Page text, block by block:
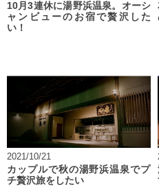
10月3連休に湯野浜温泉。オーシ
ャンビューのお宿で贅沢した
い！
2021/10/21
カップルで秋の湯野浜温泉でプ
チ贅沢旅をしたい